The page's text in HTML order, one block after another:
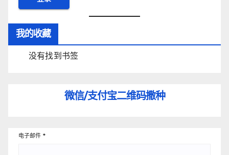
我的收藏
没有找到书签
微信/支付宝二维码撒种
电子邮件 *